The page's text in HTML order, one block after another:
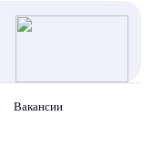
Вакансии